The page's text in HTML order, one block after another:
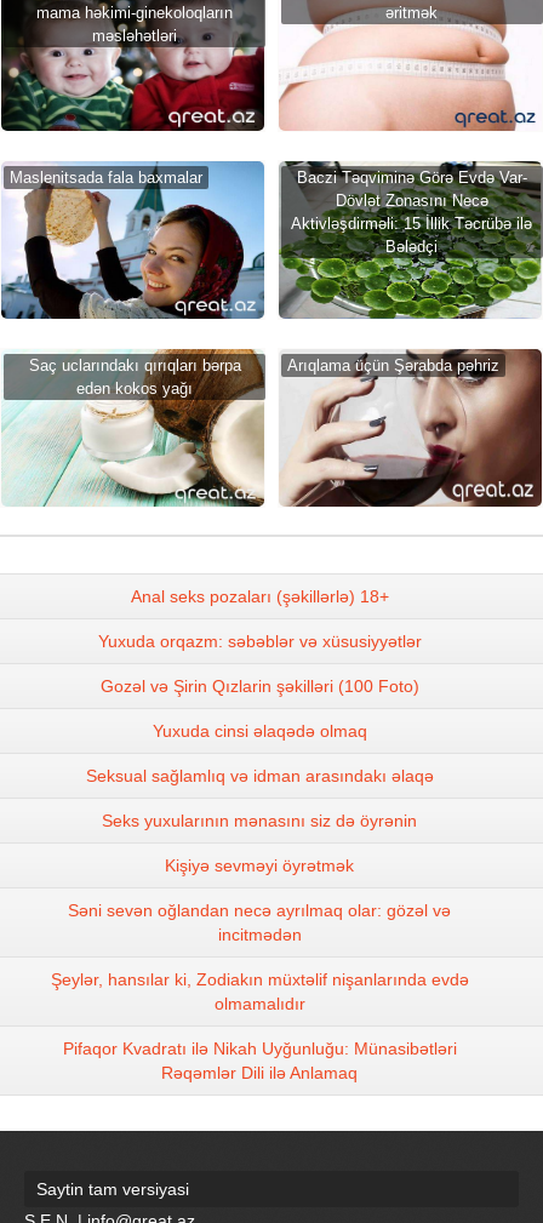
mama həkimi-ginekoloqların
məsləhətləri
əritmək
Maslenitsada fala baxmalar
Baczi Təqviminə Görə Evdə Var-
Dövlət Zonasını Necə
Aktivləşdirməli: 15 İllik Təcrübə ilə
Bələdçi
Saç uclarındakı qırıqları bərpa
edən kokos yağı
Arıqlama üçün Şərabda pəhriz
Anal seks pozaları (şəkillərlə) 18+
Yuxuda orqazm: səbəblər və xüsusiyyətlər
Gozəl və Şirin Qızlarin şəkilləri (100 Foto)
Yuxuda cinsi əlaqədə olmaq
Seksual sağlamlıq və idman arasındakı əlaqə
Seks yuxularının mənasını siz də öyrənin
Kişiyə sevməyi öyrətmək
Səni sevən oğlandan necə ayrılmaq olar: gözəl və
incitmədən
Şeylər, hansılar ki, Zodiakın müxtəlif nişanlarında evdə
olmamalıdır
Pifaqor Kvadratı ilə Nikah Uyğunluğu: Münasibətləri
Rəqəmlər Dili ilə Anlamaq
Saytin tam versiyasi